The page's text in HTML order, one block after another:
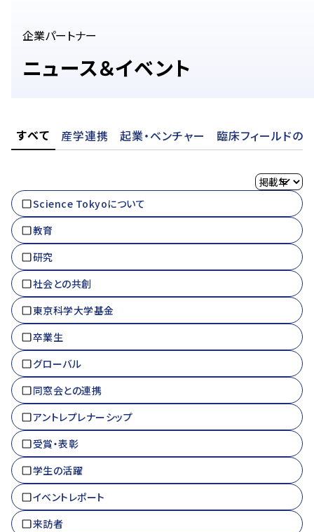
ニュース＆イベント
企業パートナー
すべて 産学連携 起業・ベンチャー 臨床フィールドの
Science Tokyoについて
教育
研究
社会との共創
東京科学大学基金
卒業生
グローバル
同窓会との連携
アントレプレナーシップ
受賞・表彰
学生の活躍
イベントレポート
来訪者